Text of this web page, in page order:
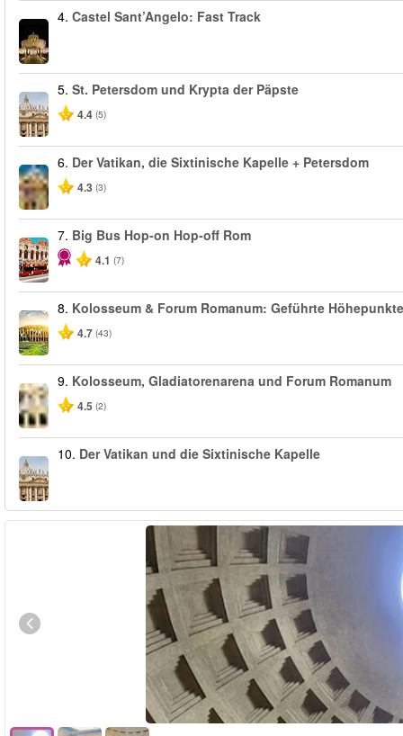
4. Castel Sant’Angelo: Fast Track
5. St. Petersdom und Krypta der Päpste
4.4 (5)
6. Der Vatikan, die Sixtinische Kapelle + Petersdom
4.3 (3)
7. Big Bus Hop-on Hop-off Rom
4.1 (7)
8. Kolosseum & Forum Romanum: Geführte Höhepunkte
4.7 (43)
9. Kolosseum, Gladiatorenarena und Forum Romanum
4.5 (2)
10. Der Vatikan und die Sixtinische Kapelle